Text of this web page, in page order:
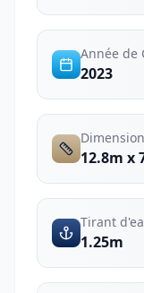
Année de
2023
12.8m x
Tirant
1.25m